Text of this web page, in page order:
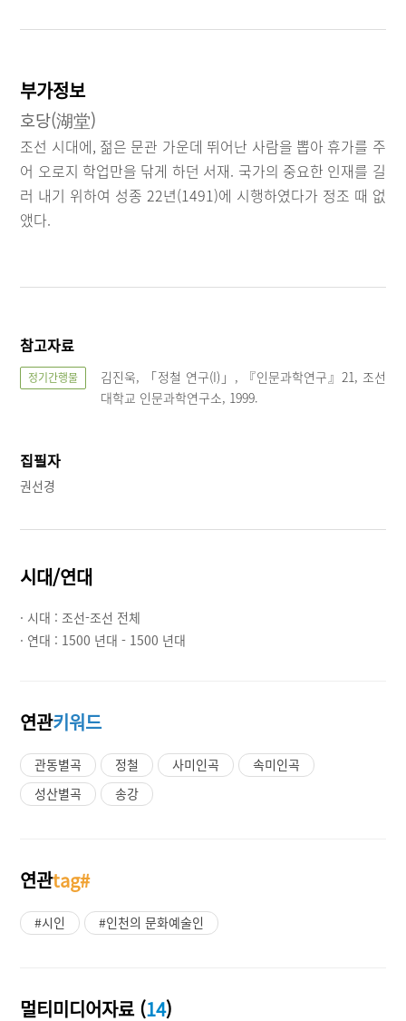
부가정보
호당(湖堂)
조선 시대에, 젊은 문관 가운데 뛰어난 사람을 뽑아 휴가를 주
어 오로지 학업만을 닦게 하던 서재. 국가의 중요한 인재를 길
러 내기 위하여 성종 22년(1491)에 시행하였다가 정조 때 없
앴다.
참고자료
정기간행물
김진욱, 「정철 연구(I)」, 『인문과학연구』21, 조선
대학교 인문과학연구소, 1999.
집필자
권선경
시대/연대
· 시대 : 조선-조선 전체
· 연대 : 1500 년대 - 1500 년대
연관키워드
관동별곡 정철 사미인곡
속미인곡
성산별곡
송강
연관tag#
#시인 #인천의 문화예술인
멀티미디어자료 (14)